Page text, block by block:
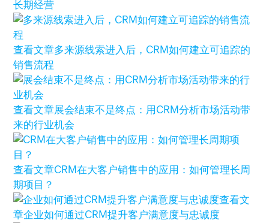
长期经营
查看文章多来源线索进入后，CRM如何建立可追踪的
销售流程
查看文章展会结束不是终点：用CRM分析市场活动带
来的行业机会
查看文章CRM在大客户销售中的应用：如何管理长周
期项目？
查看文
章企业如何通过CRM提升客户满意度与忠诚度